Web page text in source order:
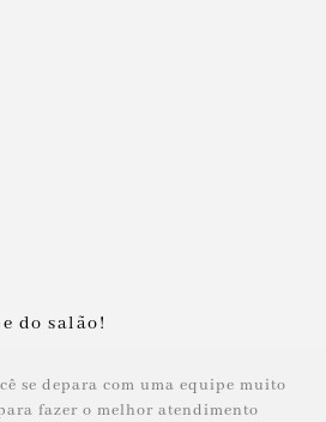
do salão!
se depara com uma equipe muito
fazer o melhor atendimento